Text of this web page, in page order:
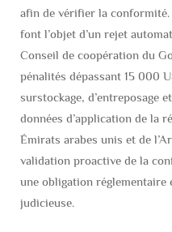
afin de vérifier la
font l’objet d’un rejet
Conseil de coopération du
pénalités dépassant 15 000
surstockage, d’entreposage
données d’application de la
Émirats arabes unis et de
validation proactive de la
une obligation réglementaire
judicieuse.